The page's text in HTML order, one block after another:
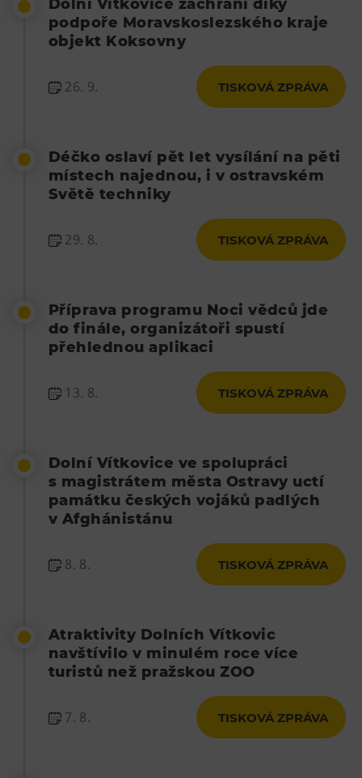
Dolní Vítkovice zachrání díky
podpoře Moravskoslezského kraje
objekt Koksovny
26. 9. TISKOVÁ ZPRÁVA
Déčko oslaví pět let vysílání na pěti
místech najednou, i v ostravském
Světě techniky
29. 8. TISKOVÁ ZPRÁVA
Příprava programu Noci vědců jde
do finále, organizátoři spustí
přehlednou aplikaci
13. 8. TISKOVÁ ZPRÁVA
Dolní Vítkovice ve spolupráci
s magistrátem města Ostravy uctí
památku českých vojáků padlých
v Afghánistánu
8. 8. TISKOVÁ ZPRÁVA
Atraktivity Dolních Vítkovic
navštívilo v minulém roce více
turistů než pražskou ZOO
7. 8. TISKOVÁ ZPRÁVA